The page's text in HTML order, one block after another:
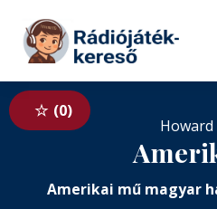
Tovább a tartalomhoz
0
Howard
Amerikai mű magyar